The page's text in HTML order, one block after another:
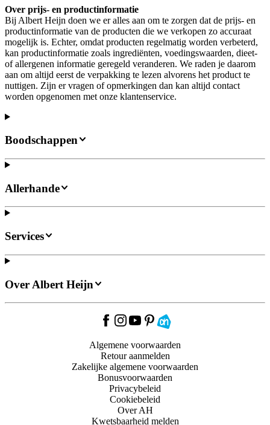
Over prijs- en productinformatie
Bij Albert Heijn doen we er alles aan om te zorgen dat de prijs- en
productinformatie van de producten die we verkopen zo accuraat
mogelijk is. Echter, omdat producten regelmatig worden verbeterd,
kan productinformatie zoals ingrediënten, voedingswaarden, dieet-
of allergenen informatie geregeld veranderen. We raden je daarom
aan om altijd eerst de verpakking te lezen alvorens het product te
nuttigen. Zijn er vragen of opmerkingen dan kan altijd contact
worden opgenomen met onze klantenservice.
Boodschappen
Allerhande
Services
Over Albert Heijn
Algemene voorwaarden
Retour aanmelden
Zakelijke algemene voorwaarden
Bonusvoorwaarden
Privacybeleid
Cookiebeleid
Over AH
Kwetsbaarheid melden